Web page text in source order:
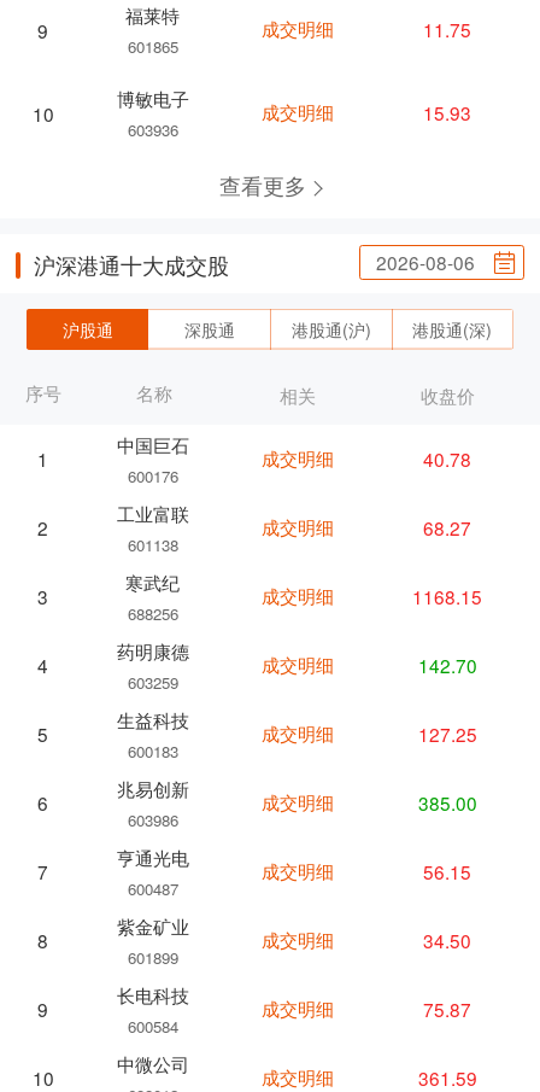
9
福莱特
601865
10
博敏电子
603936
成交明细 11.75
成交明细 15.93
查看更多
沪深港通十大成交股 2026-08-06
沪股通 深股通 港股通(沪) 港股通(深)
序号 名称
1
中国巨石
600176
2
工业富联
601138
3
寒武纪
688256
4
药明康德
603259
5
生益科技
600183
6
兆易创新
603986
7
亨通光电
600487
8
紫金矿业
601899
9
长电科技
600584
10
中微公司
相关 收盘价
成交明细 40.78
成交明细 68.27
成交明细 1168.15
成交明细 142.70
成交明细 127.25
成交明细 385.00
成交明细 56.15
成交明细 34.50
成交明细 75.87
成交明细 361.59